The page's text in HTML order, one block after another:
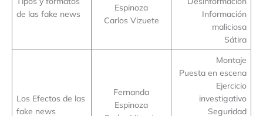
de las fake news
Espinoza
Carlos Vizuete
Información
maliciosa
Sátira
Los Efectos de las
fake news
Fernanda
Espinoza
Montaje
Puesta en escena
Ejercicio
investigativo
Seguridad